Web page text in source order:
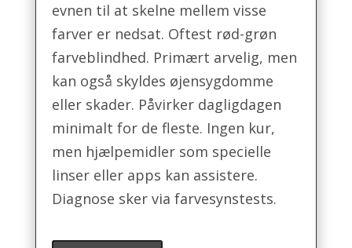
evnen til at skelne mellem visse
farver er nedsat. Oftest rød-grøn
farveblindhed. Primært arvelig, men
kan også skyldes øjensygdomme
eller skader. Påvirker dagligdagen
minimalt for de fleste. Ingen kur,
men hjælpemidler som specielle
linser eller apps kan assistere.
Diagnose sker via farvesynstests.